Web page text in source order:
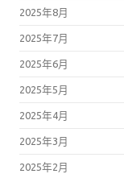
2025年8月
2025年7月
2025年6月
2025年5月
2025年4月
2025年3月
2025年2月